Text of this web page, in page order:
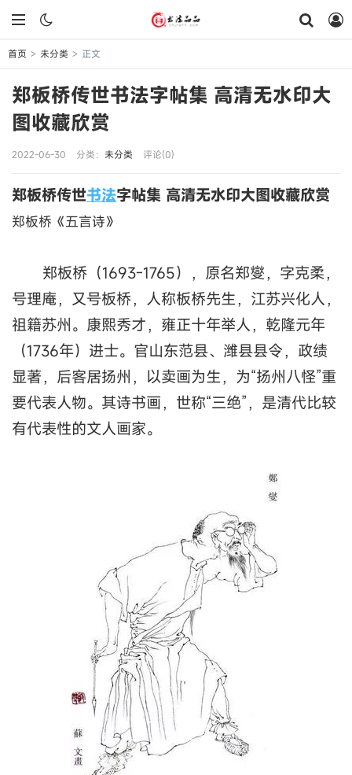
首页 > 未分类 > 正文
郑板桥传世书法字帖集 高清无水印大
图收藏欣赏
2022-06-30 分类： 未分类 评论(0)
郑板桥传世书法字帖集 高清无水印大图收藏欣赏
郑板桥《五言诗》
郑板桥（1693-1765），原名郑燮，字克柔，
号理庵，又号板桥，人称板桥先生，江苏兴化人，
祖籍苏州。康熙秀才，雍正十年举人，乾隆元年
（1736年）进士。官山东范县、潍县县令，政绩
显著，后客居扬州，以卖画为生，为“扬州八怪”重
要代表人物。其诗书画，世称“三绝”，是清代比较
有代表性的文人画家。